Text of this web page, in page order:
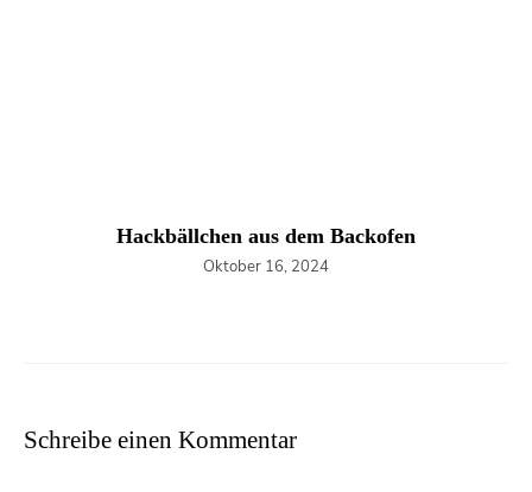
Hackbällchen aus dem Backofen
Oktober 16, 2024
Schreibe einen Kommentar